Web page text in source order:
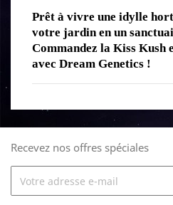
Prêt à vivre une idylle
votre jardin en un
Commandez la Kiss Kush
avec Dream Genetics !
Recevez nos offres spéciales